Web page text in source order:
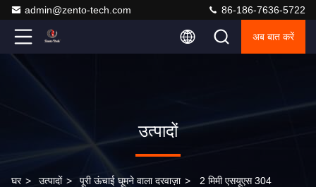
admin@zento-tech.com 86-186-7636-5722
अब बात करें
उत्पादों
घर > उत्पादों > पूरी ऊंचाई घूमने वाला दरवाज़ा > 2 मिमी एसयूएस 304